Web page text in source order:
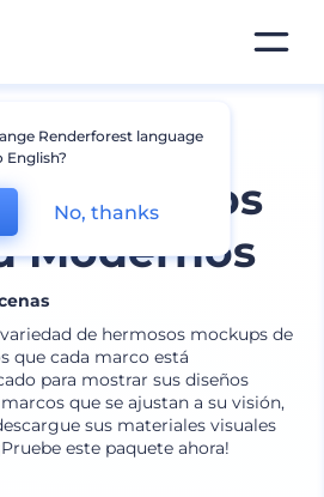
de Marcos
Modernos
de hermosos mockups de
que cada marco está
para mostrar sus diseños
que se ajustan a su visión,
sus materiales visuales
este paquete ahora!
Renderforest language
English?
No, thanks